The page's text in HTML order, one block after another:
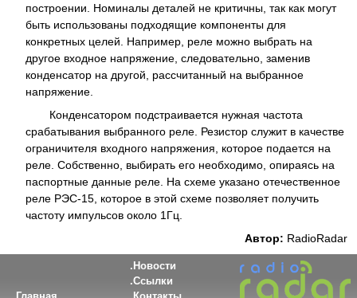
построении. Номиналы деталей не критичны, так как могут
быть использованы подходящие компоненты для
конкретных целей. Например, реле можно выбрать на
другое входное напряжение, следовательно, заменив
конденсатор на другой, рассчитанный на выбранное
напряжение.
Конденсатором подстраивается нужная частота
срабатывания выбранного реле. Резистор служит в качестве
ограничителя входного напряжения, которое подается на
реле. Собственно, выбирать его необходимо, опираясь на
паспортные данные реле. На схеме указано отечественное
реле РЭС-15, которое в этой схеме позволяет получить
частоту импульсов около 1Гц.
Автор: RadioRadar
Новости
Ссылки